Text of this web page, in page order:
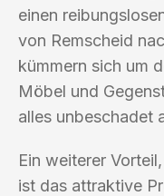
einen
von Remscheid
kümmern sich um
Möbel und
alles unbeschadet
Ein weiterer
ist das attraktive